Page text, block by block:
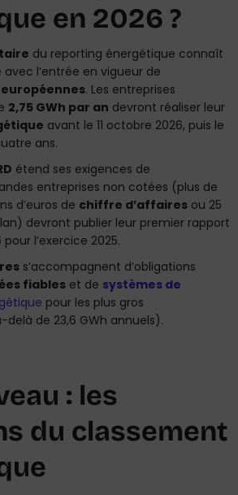
en 2026 ?
du reporting énergétique connaît
l’entrée en vigueur de
. Les entreprises
2,75 GWh par an devront réaliser leur
avant le 11 octobre 2026, puis le
ans.
étend ses exigences de
entreprises non cotées (plus de
d’euros de chiffre d’affaires ou 25
devront publier leur premier rapport
l’exercice 2025.
s’accompagnent d’obligations
fiables et de systèmes de
pour les plus gros
de 23,6 GWh annuels).
: les
du classement